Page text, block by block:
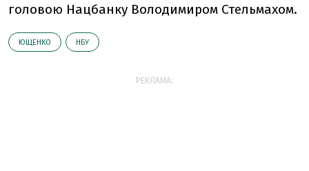
головою Нацбанку Володимиром Стельмахом.
ЮЩЕНКО НБУ
РЕКЛАМА: